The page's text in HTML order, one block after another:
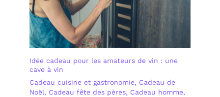
Idée cadeau pour les amateurs de vin : une
cave à vin
Cadeau cuisine et gastronomie, Cadeau de
Noël, Cadeau fête des pères, Cadeau homme,